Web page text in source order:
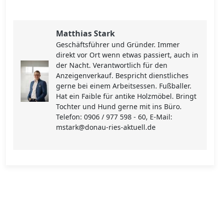
Matthias Stark
Geschäftsführer und Gründer. Immer
direkt vor Ort wenn etwas passiert, auch in
der Nacht. Verantwortlich für den
Anzeigenverkauf. Bespricht dienstliches
gerne bei einem Arbeitsessen. Fußballer.
Hat ein Faible für antike Holzmöbel. Bringt
Tochter und Hund gerne mit ins Büro.
Telefon: 0906 / 977 598 - 60, E-Mail:
mstark@donau-ries-aktuell.de